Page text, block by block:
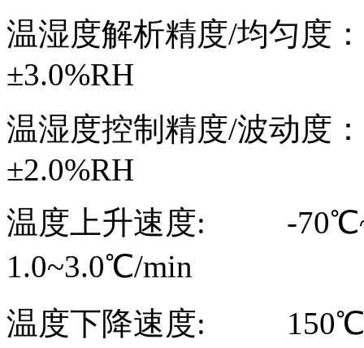
温湿度解析精度/均匀度
±3.0%RH
温湿度控制精度/波动度
±2.0%RH
温度上升速度: -70℃
1.0~3.0℃/min
温度下降速度: 150℃